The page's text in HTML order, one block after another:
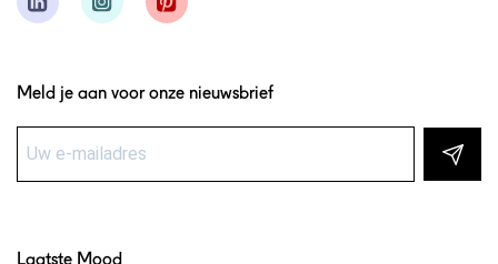
Meld je aan voor onze nieuwsbrief
Laatste Mood